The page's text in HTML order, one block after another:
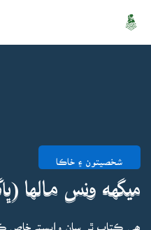
شخصيتون ۽ خاڪا
ميگهه ونس مالها
ھي ڪتاب ٿر سان وابستہ خاص